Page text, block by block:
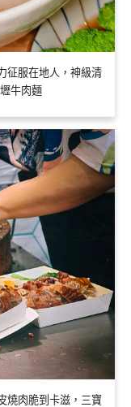
征服在地人，神級清
牛肉麵
燒肉脆到卡滋，三寶